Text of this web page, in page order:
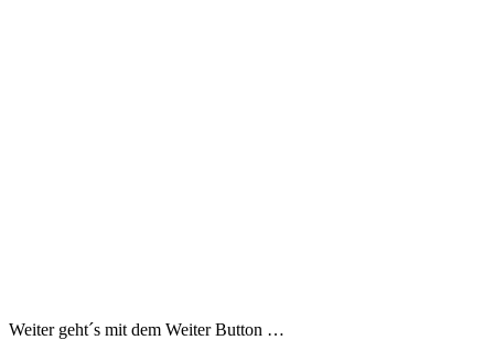
Weiter geht´s mit dem Weiter Button …